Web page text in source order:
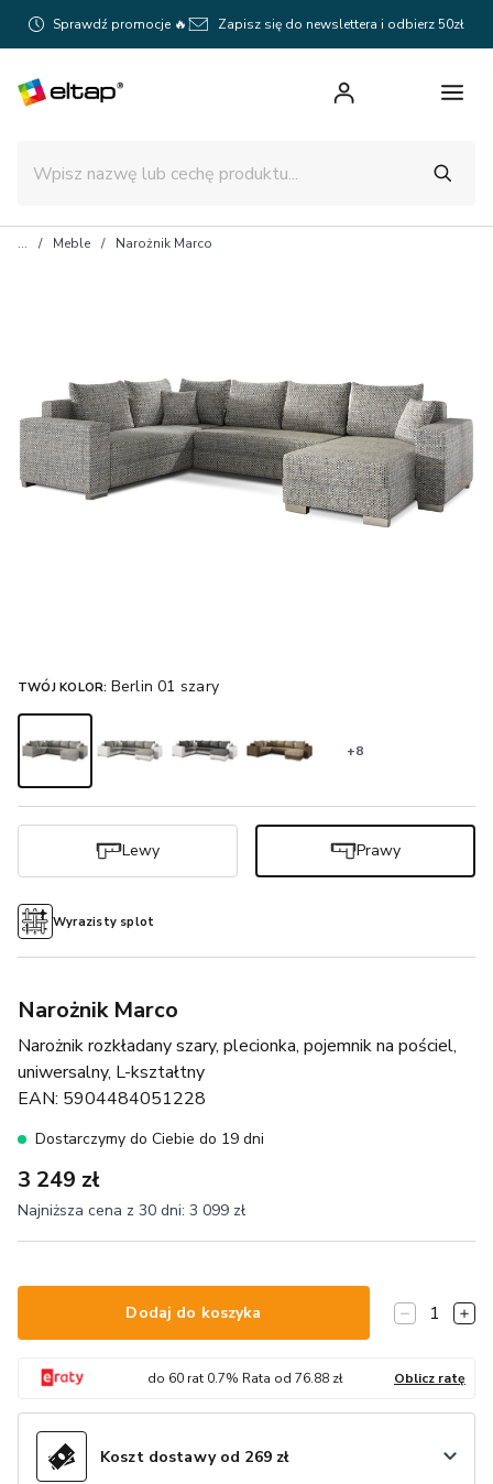
Sprawdź promocje 🔥 Zapisz się do newslettera i odbierz 50zł
Meble Narożnik Marco
Narożnik Marco
Narożnik rozkładany szary, plecionka, pojemnik na pościel,
uniwersalny, L-kształtny
EAN: 5904484051228
Dostarczymy do Ciebie do 19 dni
3 249 zł
Najniższa cena z 30 dni: 3 099 zł
TWÓJ KOLOR: Berlin 01 szary
Wyrazisty splot
+8
Lewy Prawy
Dodaj do koszyka 1
do 60 rat 0.7% Rata od 76.88 zł Oblicz ratę
Koszt dostawy od 269 zł